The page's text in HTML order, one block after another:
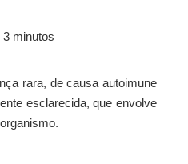
3 minutos
rara, de causa autoimune
esclarecida, que envolve